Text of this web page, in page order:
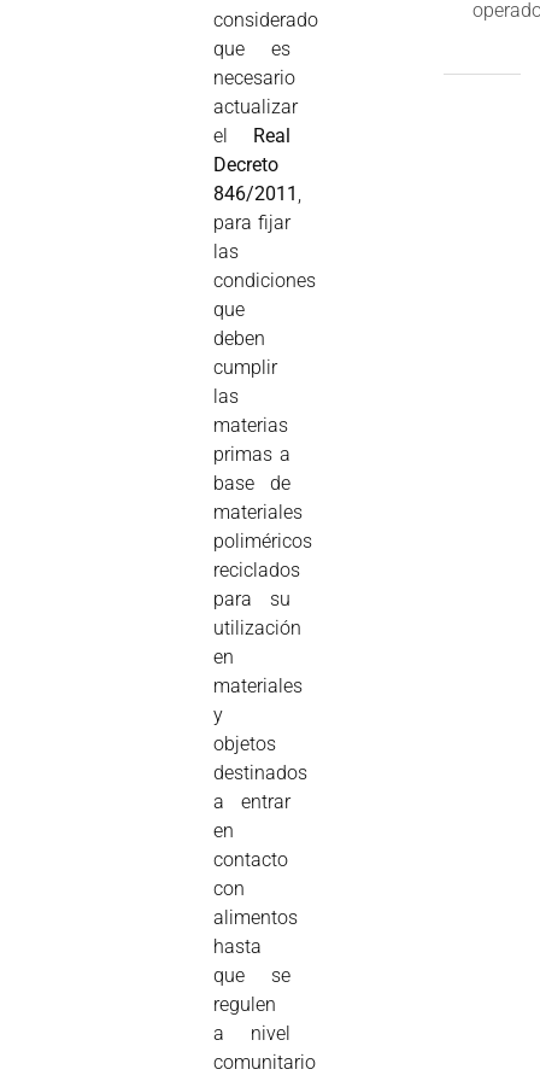
considerado
que es
necesario
actualizar
el
Real
Decreto
846/2011 ,
para fijar
las
condiciones
que
deben
cumplir
las
materias
primas a
base de
materiales
poliméricos
reciclados
para su
utilización
en
materiales
y
objetos
destinados
a entrar
en
contacto
con
alimentos
hasta
que se
regulen
a nivel
comunitario